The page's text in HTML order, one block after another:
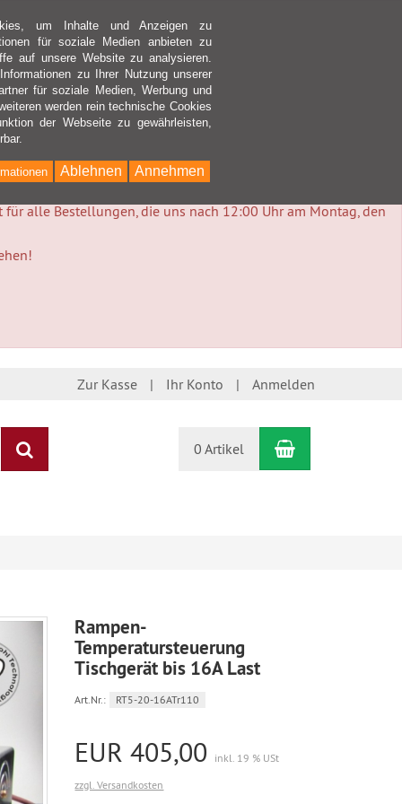
alle Bestellungen, die uns nach 12:00 Uhr am Montag, den
Zur Kasse Ihr Konto Anmelden
0 Artikel Warenkorb
Rampen-
Temperatursteuerung
Tischgerät bis 16A Last
Art.Nr.: RT5-20-16ATr110
EUR 405,00
inkl. 19 % USt
zzgl. Versandkosten
um Inhalte und Anzeigen zu
für soziale Medien anbieten zu
auf unsere Website zu analysieren.
zu Ihrer Nutzung unserer
für soziale Medien, Werbung und
werden rein technische Cookies
der Webseite zu gewährleisten,
Annehmen
Ablehnen